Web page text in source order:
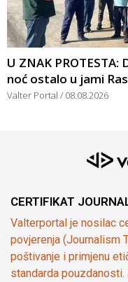
U ZNAK
noć ostalo u jami
Valter Portal 08.08.2026
CERTIFIKAT
Valterportal je nosilac
povjerenja (Journalism
poštivanje i primjenu
standarda